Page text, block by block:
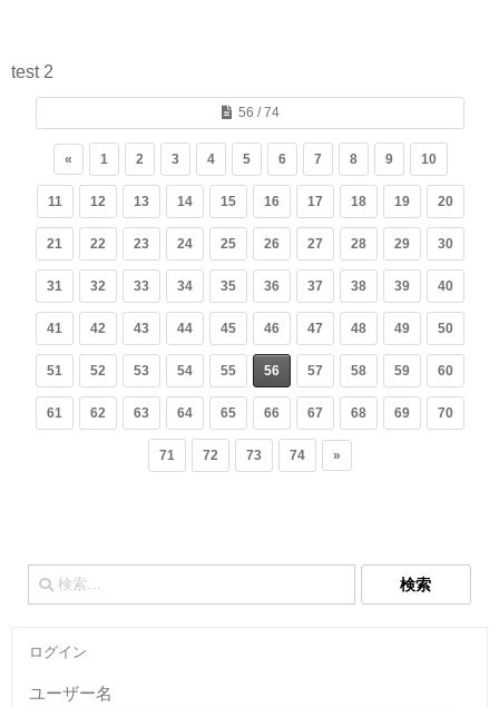
test 2
56 / 74
« 1 2 3 4 5 6 7 8 9 10
11 12 13 14 15 16 17 18 19 20
21 22 23 24 25 26 27 28 29 30
31 32 33 34 35 36 37 38 39 40
41 42 43 44 45 46 47 48 49 50
51 52 53 54 55 56 57 58 59 60
61 62 63 64 65 66 67 68 69 70
71 72 73 74 »
検
索:
ログイン
ユーザー名